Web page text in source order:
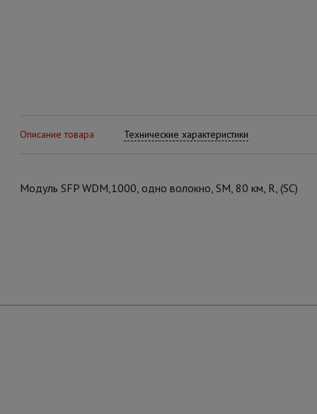
Описание товара Технические характеристики
Модуль SFP WDM,1000, одно волокно, SM, 80 км, R, (SC)